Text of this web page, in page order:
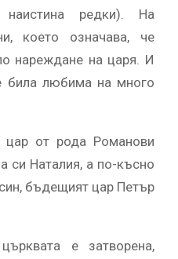
редки). На
което означава, че
нареждане на царя. И
била любима на много
цар от рода Романови
си Наталия, а по-късно
бъдещият цар Петър
е затворена,